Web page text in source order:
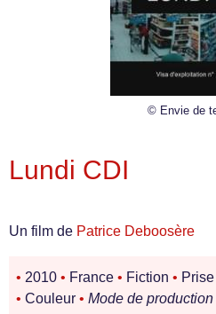
© Envie de
Lundi CDI
Un film de Patrice Deboosère
• 2010 • France • Fiction •
• Couleur • Mode de production